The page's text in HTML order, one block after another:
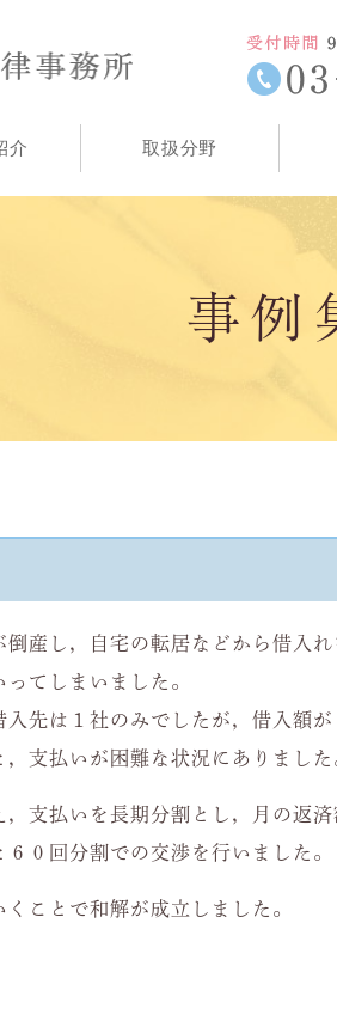
介 取扱分野
事例
産し，自宅の転居などから借入
てしまいました。
先は１社のみでしたが，借入額
支払いが困難な状況にありました
支払いを長期分割とし，月の返
０回分割での交渉を行いました。
ことで和解が成立しました。